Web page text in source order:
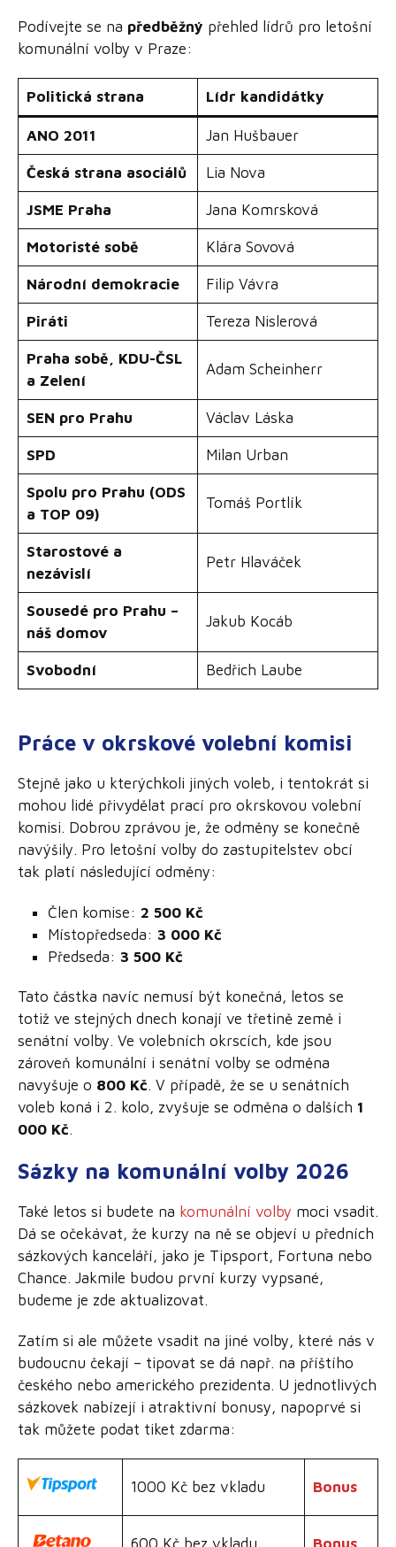
Podívejte se na předběžný přehled lídrů pro letošní
komunální volby v Praze:
Politická strana Lídr kandidátky
ANO 2011 Jan Hušbauer
Česká strana asociálů Lia Nova
JSME Praha Jana Komrsková
Motoristé sobě Klára Sovová
Národní demokracie Filip Vávra
Piráti Tereza Nislerová
Praha sobě, KDU-ČSL
a Zelení
Adam Scheinherr
SEN pro Prahu Václav Láska
SPD Milan Urban
Spolu pro Prahu (ODS
a TOP 09)
Tomáš Portlík
Starostové a
nezávislí
Petr Hlaváček
Sousedé pro Prahu –
náš domov
Jakub Kocáb
Svobodní Bedřich Laube
Práce v okrskové volební komisi
Stejně jako u kterýchkoli jiných voleb, i tentokrát si
mohou lidé přivydělat prací pro okrskovou volební
komisi. Dobrou zprávou je, že odměny se konečně
navýšily. Pro letošní volby do zastupitelstev obcí
tak platí následující odměny:
Člen komise: 2 500 Kč
Místopředseda: 3 000 Kč
Předseda: 3 500 Kč
Tato částka navíc nemusí být konečná, letos se
totiž ve stejných dnech konají ve třetině země i
senátní volby. Ve volebních okrscích, kde jsou
zároveň komunální i senátní volby se odměna
navyšuje o 800 Kč. V případě, že se u senátních
voleb koná i 2. kolo, zvyšuje se odměna o dalších 1
000 Kč.
Sázky na komunální volby 2026
Také letos si budete na komunální volby moci vsadit.
Dá se očekávat, že kurzy na ně se objeví u předních
sázkových kanceláří, jako je Tipsport, Fortuna nebo
Chance. Jakmile budou první kurzy vypsané,
budeme je zde aktualizovat.
Zatím si ale můžete vsadit na jiné volby, které nás v
budoucnu čekají – tipovat se dá např. na příštího
českého nebo amerického prezidenta. U jednotlivých
sázkovek nabízejí i atraktivní bonusy, napoprvé si
tak můžete podat tiket zdarma:
1000 Kč bez vkladu Bonus